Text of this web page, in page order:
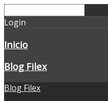
Login
Inicio
Blog Filex
Blog Filex